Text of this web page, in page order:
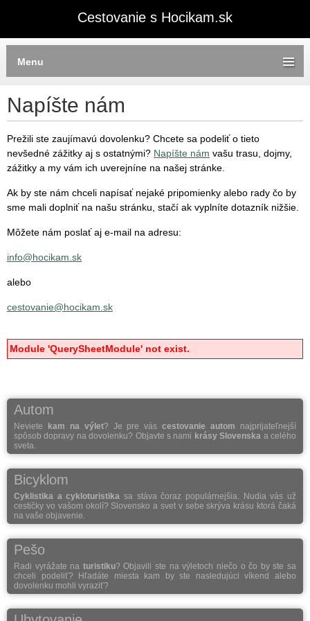
Cestovanie s Hocikam.sk
Napíšte nám
Prežili ste zaujímavú dovolenku? Chcete sa podeliť o tieto
nevšedné zážitky aj s ostatnými? Napíšte nám vašu trasu, dojmy,
zážitky a my vám ich uverejníne na našej stránke.
Ak by ste nám chceli napísať nejaké pripomienky alebo rady čo by
sme mali doplniť na našu stránku, stačí ak vyplníte dotazník nižšie.
Môžete nám poslať aj e-mail na adresu:
info@hocikam.sk
alebo
cestovanie@hocikam.sk
Module 'QuerySheetModule' not exist.
Menu
Autom
Neviete kam na výlet? Je pre váscestovanie autom najprijateľnejší
spôsob dopravy na dovolenku? Objavte s nami krásy Slovenska a celého
sveta.
Bicyklom
Cyklistika a cykloturistika sa stáva čoraz populárnejšia. Nudia vás už
cestičky vo vašom okolí? Slovensko a svet v sebe skrýva krásu ktorá čaká
na vaše objavenie.
Pešo
Radi vyrážate na turistiku? Objavili ste na výletoch niečo o čo by ste sa
chceli podeliť? Hľadáte miesta kam by ste nasledujúci víkend alebo
dovolenku mohli vyraziť?